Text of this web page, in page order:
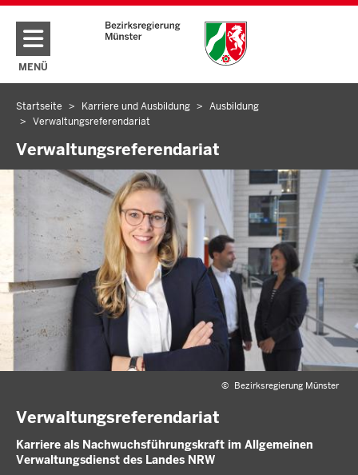
Direkt zum Inhalt
MENÜ
NAVIGATION AKTIVIEREN/DEAKTIVIEREN: HAUPTMENÜ
Sie
befinden
sich
hier
Startseite Karriere und Ausbildung
Ausbildung
Verwaltungsreferendariat
Verwaltungsreferendariat
© Bezirksregierung Münster
Verwaltungsreferendariat
Karriere als Nachwuchsführungskraft im Allgemeinen
Verwaltungsdienst des Landes NRW